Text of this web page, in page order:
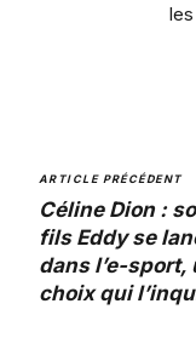
ARTICLE PRÉCÉDENT
Céline Dion :
fils Eddy se
dans l’e-sport,
choix qui